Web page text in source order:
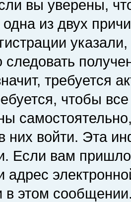
вы уверены,
из двух
следовать
требуется
чтобы
них войти. Эта
Если вам
адрес
в этом